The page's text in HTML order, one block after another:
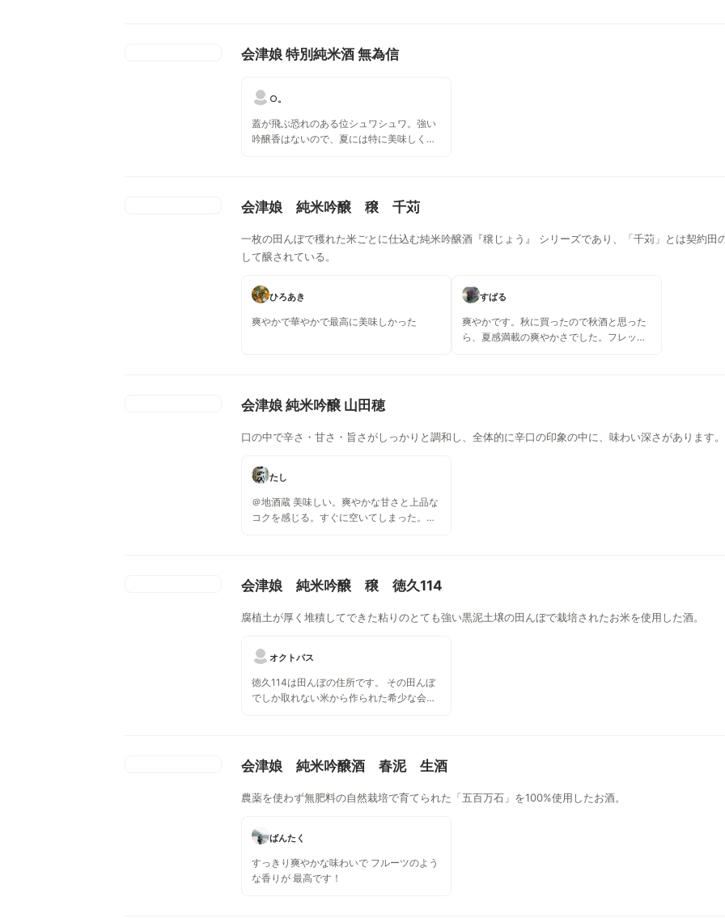
会津娘 特別純米酒 無為信
○。
蓋が飛ぶ恐れのある位シュワシュワ。強い
吟醸香はないので、夏には特に美味しくお
会津娘 純米吟醸 穣 千苅
一枚の田んぼで穫れた米ごとに仕込む純米吟醸酒『穣じょう』 シリーズであり、「千苅」とは契約田
して醸されている。
ひろあき
爽やかで華やかで最高に美味しかった
すばる
爽やかです。秋に買ったので秋酒と思った
ら、夏感満載の爽やかさでした。フレッシ
会津娘 純米吟醸 山田穂
口の中で辛さ・甘さ・旨さがしっかりと調和し、全体的に辛口の印象の中に、味わい深さがあります
たし
＠地酒蔵 美味しい。爽やかな甘さと上品な
コクを感じる。すぐに空いてしまった。も
酒。
会津娘 純米吟醸 穣 徳久114
腐植土が厚く堆積してできた粘りのとても強い黒泥土壌の田んぼで栽培されたお米を使用した酒。
オクトパス
徳久114は田んぼの住所です。 その田んぼ
でしか取れない米から作られた希少な会津
会津娘 純米吟醸酒 春泥 生酒
農薬を使わず無肥料の自然栽培で育てられた「五百万石」を100%使用したお酒。
ばんたく
すっきり爽やかな味わいで フルーツのよう
な香りが 最高です！